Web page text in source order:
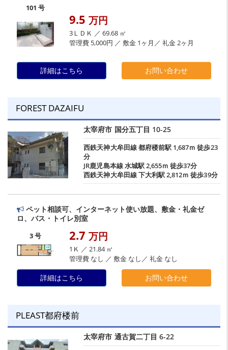
101 号
9.5 万円
3ＬＤＫ ／ 69.68 ㎡
管理費 5,000円 ／ 敷金 1ヶ月／ 礼金 2ヶ月
詳細はこちら お問い合わせ
FOREST DAZAIFU
太宰府市 国分五丁目 10-25
西鉄天神大牟田線都府楼前駅 1,687ｍ 徒歩23
分
JR鹿児島本線水城駅2,655ｍ 徒歩37分
西鉄天神大牟田線下大利駅2,812ｍ 徒歩39分
ペット相談可、インターネット使い放題、敷金・礼金ゼ
ロ、バス・トイレ別室
3 号 2.7 万円
1Ｋ ／ 21.84 ㎡
管理費 なし ／ 敷金 なし／ 礼金 なし
詳細はこちら お問い合わせ
PLEAST都府楼前
太宰府市 通古賀二丁目 6-22